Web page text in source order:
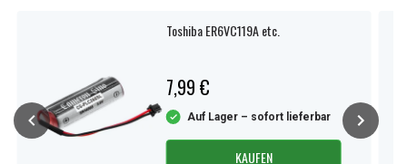
Toshiba ER6VC119A etc.
7,99 €
Auf Lager – sofort lieferbar
KAUFEN